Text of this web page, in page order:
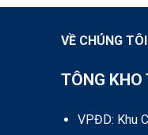
VỀ CHÚNG TÔI
TÔNG
VPĐD: Khu